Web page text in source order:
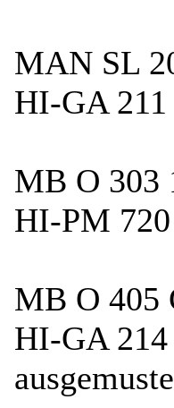
MAN SL
HI-GA 211
MB O 303
HI-PM 720
MB O 405
HI-GA